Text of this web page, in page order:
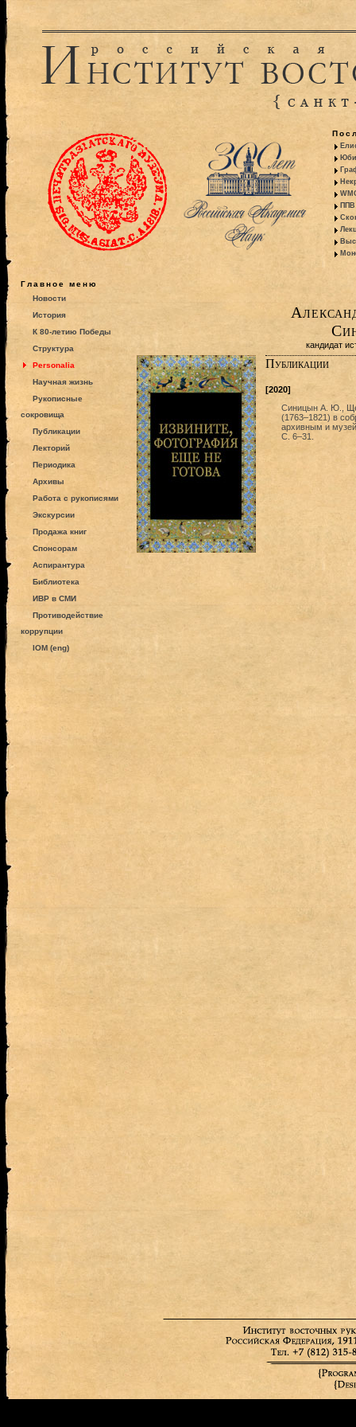
ППВ
Главное меню
Новости
История
К 80-летию Победы
Структура
Personalia
Научная жизнь
Рукописные
сокровища
Публикации
Лекторий
Периодика
Архивы
Работа с рукописями
Экскурсии
Продажа книг
Спонсорам
Аспирантура
Библиотека
ИВР в СМИ
Противодействие
коррупции
IOM (eng)
кандидат
Публикации
[2020]
Синицын А. Ю.,
(1763–1821) в
архивным и
С. 6–31.